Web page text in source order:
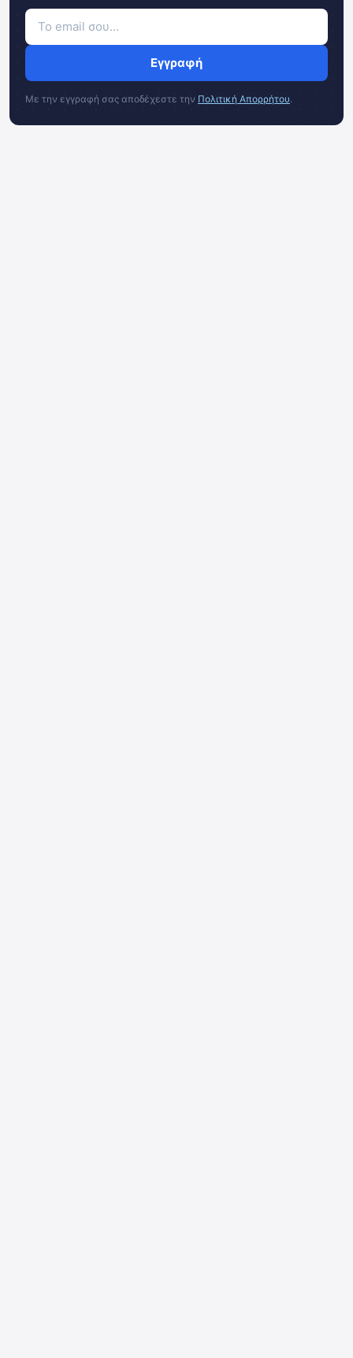
Εγγραφή
Με την εγγραφή σας αποδέχεστε την Πολιτική Απορρήτου.